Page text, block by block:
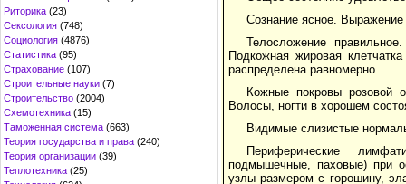
Риторика (23)
Сексология (748)
Социология (4876)
Статистика (95)
Страхование (107)
Строительные науки (7)
Строительство (2004)
Схемотехника (15)
Таможенная система (663)
Теория государства и права (240)
Теория организации (39)
Теплотехника (25)
Сознание ясное. Выражение
Телосложение
Подкожная жировая
распределена равномерно.
Кожные покровы розовой
Волосы, ногти в хорошем
Видимые слизистые
Периферические
подмышечные, паховые) при
узлы размером с горошину,